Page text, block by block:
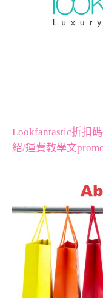
Lookfantastic折扣
紹/運費教學文